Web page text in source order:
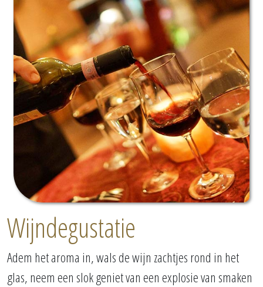
Wijndegustatie
Adem het aroma in, wals de wijn zachtjes rond in het
glas, neem een slok geniet van een explosie van smaken